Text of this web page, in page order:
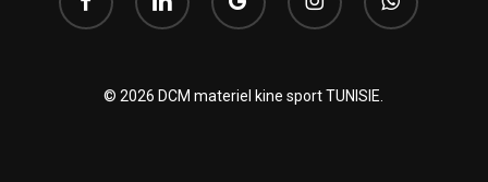
plus
© 2026 DCM materiel kine sport TUNISIE.